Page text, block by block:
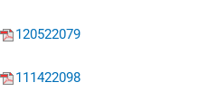
120522079
111422098